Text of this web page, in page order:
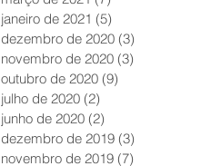
janeiro de 2021 (5)
dezembro de 2020 (3)
novembro de 2020 (3)
outubro de 2020 (9)
julho de 2020 (2)
junho de 2020 (2)
dezembro de 2019 (3)
novembro de 2019 (7)